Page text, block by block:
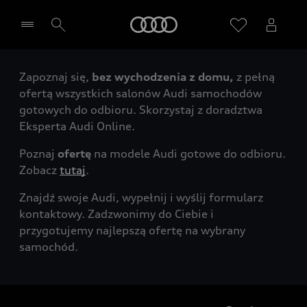
Wybierz Twojego Partnera Audi
Zapoznaj się, bez wychodzenia z domu, z pełną
ofertą wszystkich salonów Audi samochodów
gotowych do odbioru. Skorzystaj z doradztwa
Eksperta Audi Online.
Poznaj ofertę na modele Audi gotowe do odbioru.
Zobacz tutaj.
Znajdź swoje Audi, wypełnij i wyślij formularz
kontaktowy. Zadzwonimy do Ciebie i
przygotujemy najlepszą ofertę na wybrany
samochód.